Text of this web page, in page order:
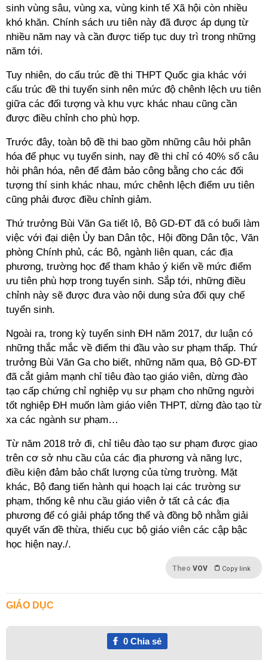
sinh vùng sâu, vùng xa, vùng kinh tế Xã hội còn nhiều
khó khăn. Chính sách ưu tiên này đã được áp dụng từ
nhiều năm nay và cần được tiếp tục duy trì trong những
năm tới.
Tuy nhiên, do cấu trúc đề thi THPT Quốc gia khác với
cấu trúc đề thi tuyển sinh nên mức độ chênh lệch ưu tiên
giữa các đối tượng và khu vực khác nhau cũng cần
được điều chỉnh cho phù hợp.
Trước đây, toàn bộ đề thi bao gồm những câu hỏi phân
hóa để phục vụ tuyển sinh, nay đề thi chỉ có 40% số câu
hỏi phân hóa, nên để đảm bảo công bằng cho các đối
tượng thí sinh khác nhau, mức chênh lệch điểm ưu tiên
cũng phải được điều chỉnh giảm.
Thứ trưởng Bùi Văn Ga tiết lộ, Bộ GD-ĐT đã có buổi làm
việc với đại diện Ủy ban Dân tộc, Hội đồng Dân tộc, Văn
phòng Chính phủ, các Bộ, ngành liên quan, các địa
phương, trường học để tham khảo ý kiến về mức điểm
ưu tiên phù hợp trong tuyển sinh. Sắp tới, những điều
chỉnh này sẽ được đưa vào nội dung sửa đổi quy chế
tuyển sinh.
Ngoài ra, trong kỳ tuyển sinh ĐH năm 2017, dư luận có
những thắc mắc về điểm thi đầu vào sư phạm thấp. Thứ
trưởng Bùi Văn Ga cho biết, những năm qua, Bộ GD-ĐT
đã cắt giảm mạnh chỉ tiêu đào tạo giáo viên, dừng đào
tạo cấp chứng chỉ nghiệp vụ sư phạm cho những người
tốt nghiệp ĐH muốn làm giáo viên THPT, dừng đào tạo từ
xa các ngành sư phạm…
Từ năm 2018 trở đi, chỉ tiêu đào tạo sư phạm được giao
trên cơ sở nhu cầu của các địa phương và năng lực,
điều kiện đảm bảo chất lượng của từng trường. Mặt
khác, Bộ đang tiến hành qui hoạch lại các trường sư
phạm, thống kê nhu cầu giáo viên ở tất cả các địa
phương để có giải pháp tổng thể và đồng bộ nhằm giải
quyết vấn đề thừa, thiếu cục bộ giáo viên các cập bậc
học hiện nay./.
Theo VOV Copy link
GIÁO DỤC
0Chia sẻ